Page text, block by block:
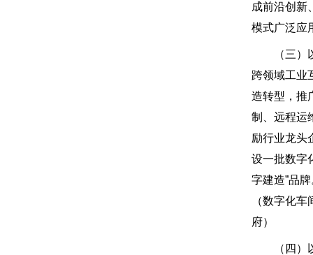
成前沿创新
模式广泛应
（三）以
跨领域工业
造转型，推
制、远程运
励行业龙头
设一批数字
字建造”品
（数字化
府）
（四）以